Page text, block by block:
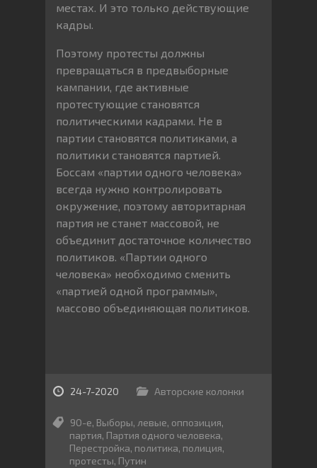
местах. И это только действующие
кадры.
Поэтому протесты должны
превращаться в предвыборные
кампании, где активные
протестующие становятся
политическими кадрами. Не в
партии становятся политиками, а
политики становятся партией.
Боссам «партии одного человека»
всегда нужно контролировать
окружение, поэтому авторитарная
партия не станет массовой, не
объединит достаточное количество
политиков. «Партии одного
человека» необходимо сменить
«партией одной программы»,
массово объединяющая политиков.
24-7-2020 Авторские колонки
90-е, Выборы, левые, оппозиция,
партия, Партия одного человека,
Перестройка, политика, полиция,
протесты, Путин